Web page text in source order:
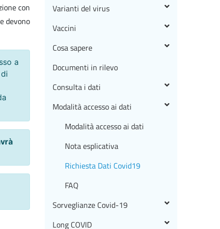
con
devono
a
Varianti del virus
Vaccini
Cosa sapere
Documenti in rilevo
Consulta i dati
Modalità accesso ai dati
Modalità accesso ai dati
Nota esplicativa
Richiesta Dati Covid19
FAQ
Sorveglianze Covid-19
Long COVID